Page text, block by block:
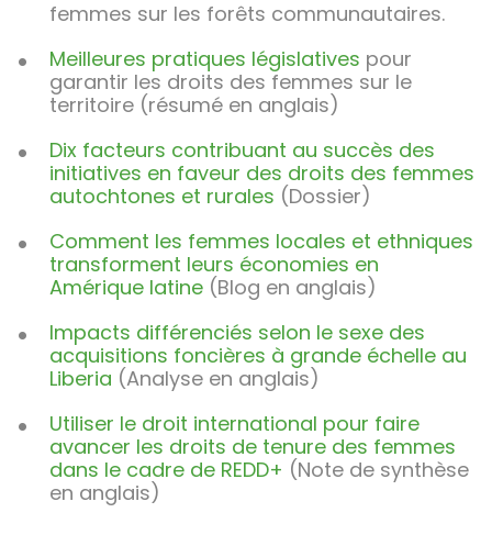
femmes sur les forêts communautaires.
Meilleures pratiques législatives pour
garantir les droits des femmes sur le
territoire (résumé en anglais)
Dix facteurs contribuant au succès des
initiatives en faveur des droits des femmes
autochtones et rurales (Dossier)
Comment les femmes locales et ethniques
transforment leurs économies en
Amérique latine (Blog en anglais)
Impacts différenciés selon le sexe des
acquisitions foncières à grande échelle au
Liberia (Analyse en anglais)
Utiliser le droit international pour faire
avancer les droits de tenure des femmes
dans le cadre de REDD+ (Note de synthèse
en anglais)